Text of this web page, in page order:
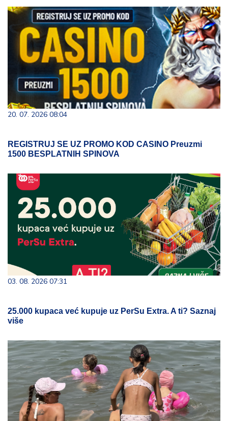
20. 07. 2026 08:04
REGISTRUJ SE UZ PROMO KOD CASINO Preuzmi
1500 BESPLATNIH SPINOVA
03. 08. 2026 07:31
25.000 kupaca već kupuje uz PerSu Extra. A ti? Saznaj
više